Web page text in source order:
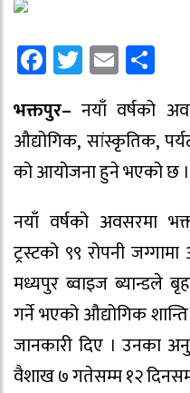
Facebook
Twitter
Email
भक्तपुर– नयाँ वर्षको
औद्योगिक, सांस्कृतिक,
को आयोजना हुने भएको छ ।
नयाँ वर्षको अवसरमा
ट्रस्टको ९९ रोपनी
मध्यपुर ब्वाइज ब्यान्डले
गर्ने भएको औद्योगिक
जानकारी दिए । उनका
वैशाख ७ गतेसम्म १२